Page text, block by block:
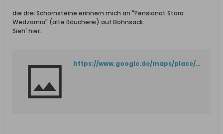
die drei Schornsteine erinnern mich an "Pensionat Stara
Wedzarnia" (alte Räucherei) auf Bohnsack.
Sieh' hier:
https://www.google.de/maps/place/Pensjonat+Stara+Wędzarnia/@54.3492892,18.8026692,16z/data=!4m2!3m1!1s0x0000000000000000:0x1abf0767f01488f0